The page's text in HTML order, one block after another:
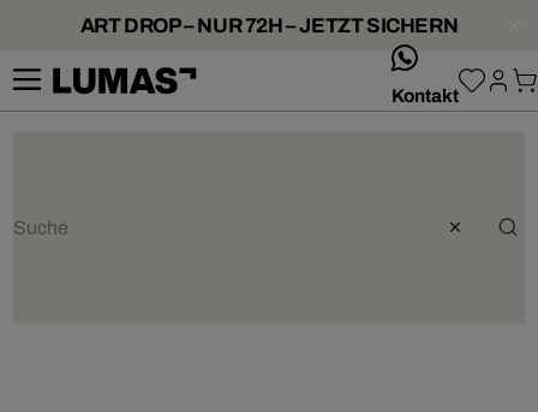
ART DROP – NUR 72H – JETZT SICHERN
Kontakt